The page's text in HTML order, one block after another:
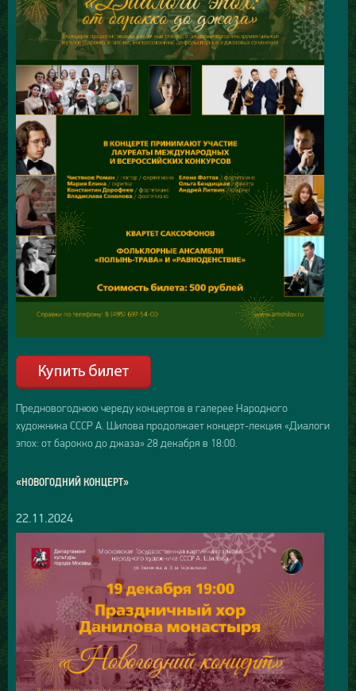
Предновогоднюю череду концертов в галерее Народного
художника СССР А. Шилова продолжает концерт-лекция «Диалоги
эпох: от барокко до джаза» 28 декабря в 18:00.
«НОВОГОДНИЙ КОНЦЕРТ»
22.11.2024